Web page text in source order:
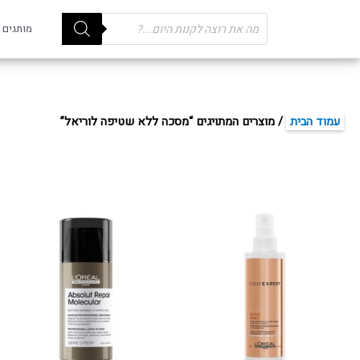
מותגים
Products
search
עמוד הבית / מוצרים המתויגים “מסכה ללא שטיפה לוריאל”